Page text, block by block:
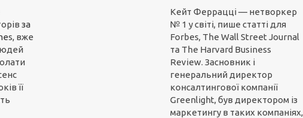
за
s, вже
її
Кейт Феррацці — нетворкер
№ 1 у світі, пише статті для
Forbes, The Wall Street Journal
та The Harvard Business
Review. Засновник і
генеральний директор
консалтингової компанії
Greenlight, був директором із
маркетингу в таких компаніях,